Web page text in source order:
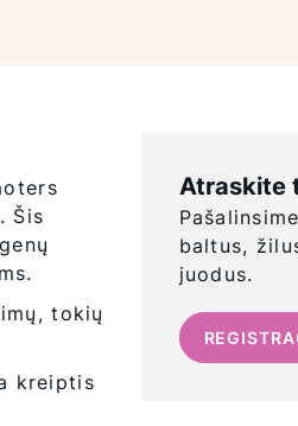
Šis
tokių
kreiptis
Atraskite
baltus,
juodus.